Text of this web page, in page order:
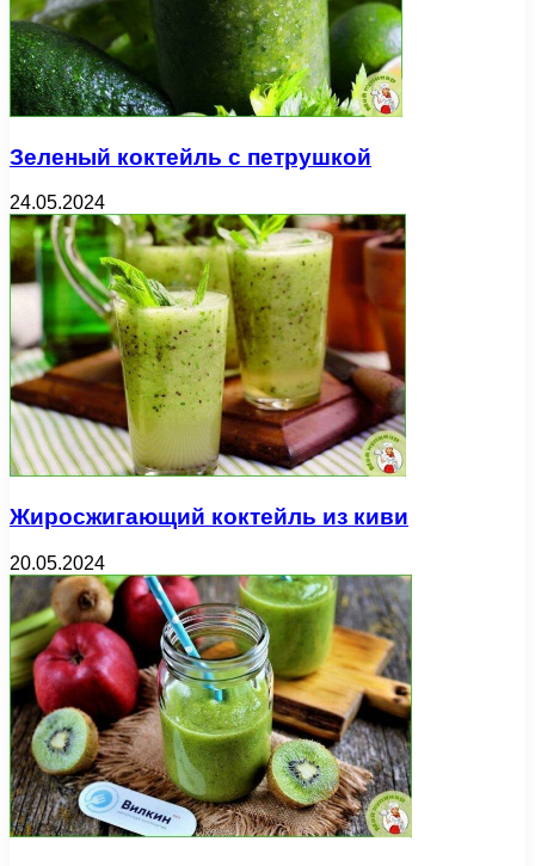
Зеленый коктейль с петрушкой
24.05.2024
Жиросжигающий коктейль из киви
20.05.2024